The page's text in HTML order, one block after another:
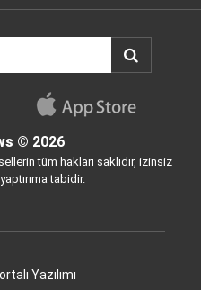
© 2026
tüm hakları saklıdır, izinsiz
tabidir.
Yazılımı